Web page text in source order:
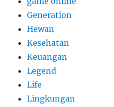
Generation
Hewan
Kesehatan
Keuangan
Legend
Life
Lingkungan